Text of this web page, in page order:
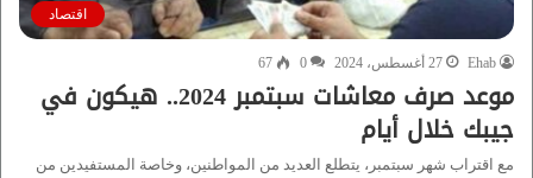
اقتصاد
Ehab 27 أغسطس، 2024 0
67
موعد صرف معاشات سبتمبر 2024.. هيكون في
جيبك خلال أيام
مع اقتراب شهر سبتمبر، يتطلع العديد من المواطنين، وخاصة المستفيدين من